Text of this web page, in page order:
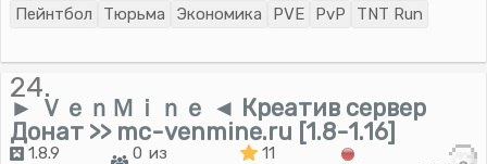
Пейнтбол Тюрьма Экономика PVE PvP TNT Run
24.
► ＶｅｎＭｉｎｅ ◄ Креатив сервер
Донат >> mc-venmine.ru [1.8-1.16]
1.8.9
0 из
11